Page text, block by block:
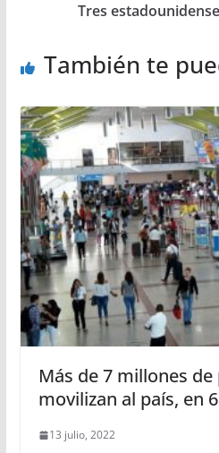
Tres
También te
Más de 7 millones de
movilizan al país, en
13 julio, 2022